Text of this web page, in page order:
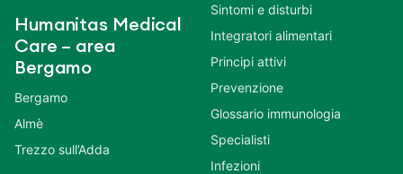
Humanitas Medical
Care – area
Bergamo
Bergamo
Almè
Trezzo sull’Adda
Sintomi e disturbi
Integratori alimentari
Principi attivi
Prevenzione
Glossario immunologia
Specialisti
Infezioni